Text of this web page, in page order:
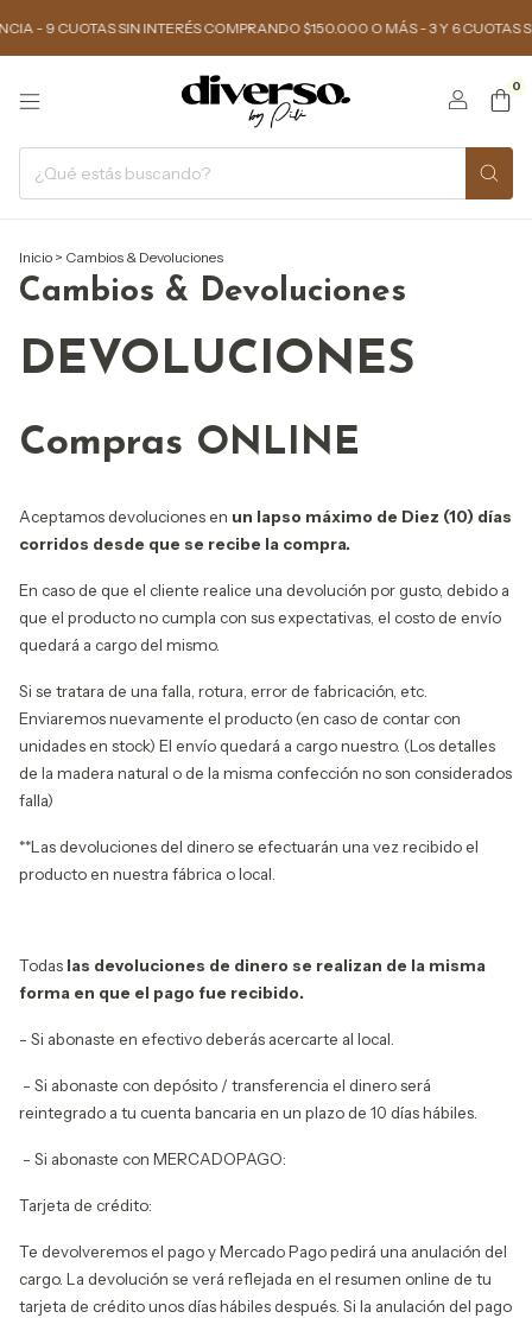
- 9 CUOTAS SIN INTERÉS COMPRANDO $150.000 O MÁS - 3 Y 6 CUOTAS
0
Inicio > Cambios & Devoluciones
Cambios & Devoluciones
DEVOLUCIONES
Compras ONLINE
Aceptamos devoluciones en un lapso máximo de Diez (10) días
corridos desde que se recibe la compra.
En caso de que el cliente realice una devolución por gusto, debido a
que el producto no cumpla con sus expectativas, el costo de envío
quedará a cargo del mismo.
Si se tratara de una falla, rotura, error de fabricación, etc.
Enviaremos nuevamente el producto (en caso de contar con
unidades en stock) El envío quedará a cargo nuestro. (Los detalles
de la madera natural o de la misma confección no son considerados
falla)
**Las devoluciones del dinero se efectuarán una vez recibido el
producto en nuestra fábrica o local.
Todas las devoluciones de dinero se realizan de la misma
forma en que el pago fue recibido.
- Si abonaste en efectivo deberás acercarte al local.
- Si abonaste con depósito / transferencia el dinero será
reintegrado a tu cuenta bancaria en un plazo de 10 días hábiles.
- Si abonaste con MERCADOPAGO:
Tarjeta de crédito:
Te devolveremos el pago y Mercado Pago pedirá una anulación del
cargo. La devolución se verá reflejada en el resumen online de tu
tarjeta de crédito unos días hábiles después. Si la anulación del pago